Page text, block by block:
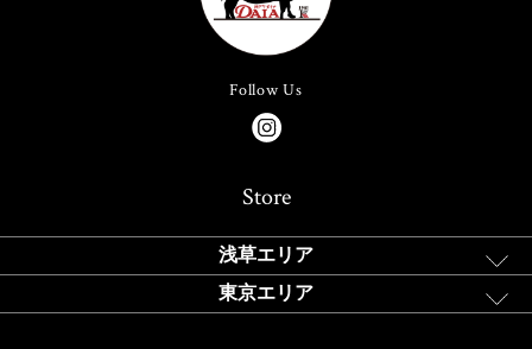
Follow Us
Store
浅草エリア
東京エリア